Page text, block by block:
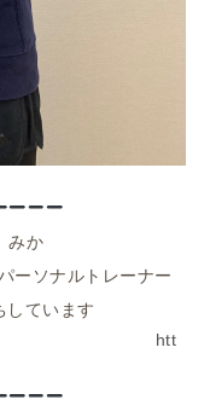
か
ーソナルトレーナー
しています
htt